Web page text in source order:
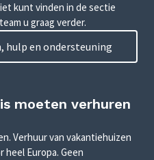
kunt vinden in de sectie
u graag verder.
hulp en ondersteuning
moeten verhuren
Verhuur van vakantiehuizen
heel Europa. Geen